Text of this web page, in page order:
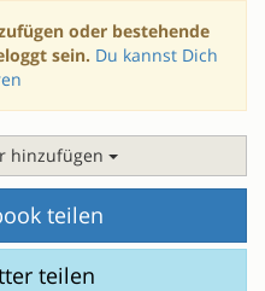
oder bestehende
sein. Du kannst Dich
hinzufügen
teilen
teilen